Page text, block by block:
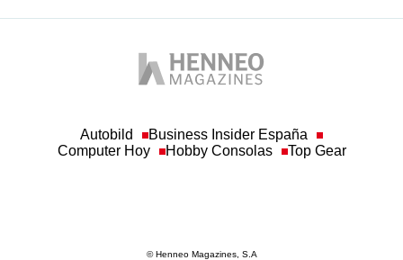
Autobild
Business Insider España
Computer Hoy
Hobby Consolas Top Gear
© Henneo Magazines, S.A